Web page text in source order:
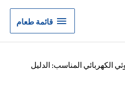
قائمة
طعام
قائمة طعام
الكهربائي المناسب: الدليل